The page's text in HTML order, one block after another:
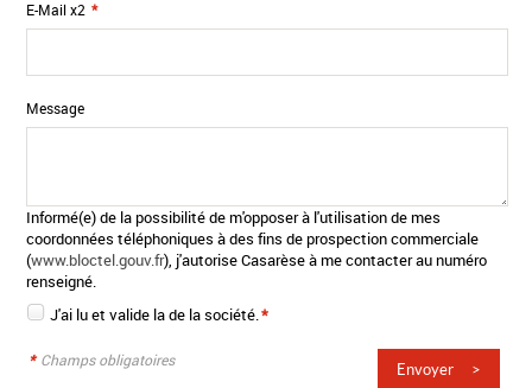
E-Mail x2 *
Message
Informé(e) de la possibilité de m'opposer à l'utilisation de mes
coordonnées téléphoniques à des fins de prospection commerciale
(www.bloctel.gouv.fr), j'autorise Casarèse à me contacter au numéro
renseigné.
J'ai lu et valide lade la société.*
* Champs obligatoires